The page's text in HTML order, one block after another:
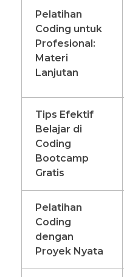
Pelatihan
Coding untuk
Profesional:
Materi
Lanjutan
Tips Efektif
Belajar di
Coding
Bootcamp
Gratis
Pelatihan
Coding
dengan
Proyek Nyata